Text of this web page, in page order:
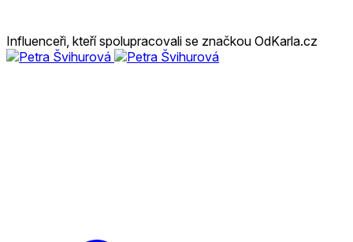
Influenceři, kteří spolupracovali se značkou OdKarla.cz